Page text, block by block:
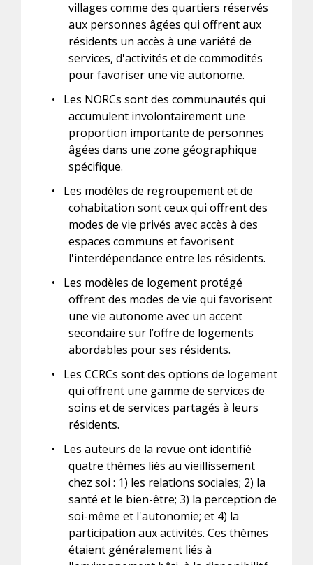
villages comme des quartiers réservés
aux personnes âgées qui offrent aux
résidents un accès à une variété de
services, d'activités et de commodités
pour favoriser une vie autonome.
•
Les NORCs sont des communautés qui
accumulent involontairement une
proportion importante de personnes
âgées dans une zone géographique
spécifique.
•
Les modèles de regroupement et de
cohabitation sont ceux qui offrent des
modes de vie privés avec accès à des
espaces communs et favorisent
l'interdépendance entre les résidents.
•
Les modèles de logement protégé
offrent des modes de vie qui favorisent
une vie autonome avec un accent
secondaire sur l’offre de logements
abordables pour ses résidents.
•
Les CCRCs sont des options de logement
qui offrent une gamme de services de
soins et de services partagés à leurs
résidents.
•
Les auteurs de la revue ont identifié
quatre thèmes liés au vieillissement
chez soi : 1) les relations sociales; 2) la
santé et le bien-être; 3) la perception de
soi-même et l'autonomie; et 4) la
participation aux activités. Ces thèmes
étaient généralement liés à